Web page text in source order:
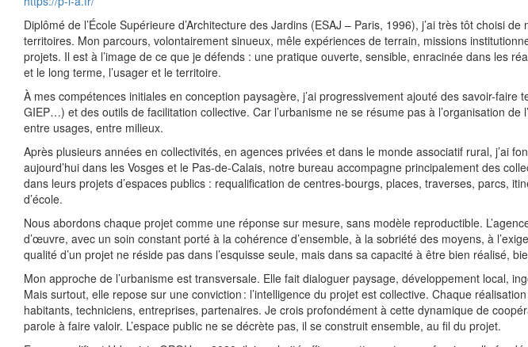
Diplômé de l’École Supérieure d’Architecture des Jardins (ESAJ – Paris, 1996), j’ai très tôt choisi
territoires. Mon parcours, volontairement sinueux, mêle expériences de terrain, missions
projets. Il est à l’image de ce que je défends : une pratique ouverte, sensible, enracinée dans les
et le long terme, l’usager et le territoire.
À mes compétences initiales en conception paysagère, j’ai progressivement ajouté des savoir-faire
GIEP…) et des outils de facilitation collective. Car l’urbanisme ne se résume pas à l’organisation de
entre usages, entre milieux.
Après plusieurs années en collectivités, en agences privées et dans le monde associatif rural, j’ai
aujourd’hui dans les Vosges et le Pas-de-Calais, notre bureau accompagne principalement des
dans leurs projets d’espaces publics : requalification de centres-bourgs, places, traverses, parcs,
d’école.
Nous abordons chaque projet comme une réponse sur mesure, sans modèle reproductible.
d’œuvre, avec un soin constant porté à la cohérence d’ensemble, à la sobriété des moyens, à
qualité d’un projet ne réside pas dans l’esquisse seule, mais dans sa capacité à être bien réalisé,
Mon approche de l’urbanisme est transversale. Elle fait dialoguer paysage, développement local,
Mais surtout, elle repose sur une conviction : l’intelligence du projet est collective. Chaque
habitants, techniciens, entreprises, partenaires. Je crois profondément à cette dynamique de
parole à faire valoir. L’espace public ne se décrète pas, il se construit ensemble, au fil du projet.